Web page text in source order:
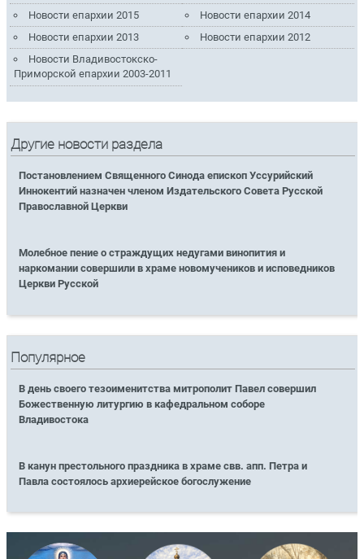
Новости епархии 2015
Новости епархии 2014
Новости епархии 2013
Новости епархии 2012
Новости Владивостокско-
Приморской епархии 2003-2011
Другие новости раздела
Постановлением Священного Синода епископ Уссурийский
Иннокентий назначен членом Издательского Совета Русской
Православной Церкви
Молебное пение о страждущих недугами винопития и
наркомании совершили в храме новомучеников и исповедников
Церкви Русской
Популярное
В день своего тезоименитства митрополит Павел совершил
Божественную литургию в кафедральном соборе
Владивостока
В канун престольного праздника в храме свв. апп. Петра и
Павла состоялось архиерейское богослужение